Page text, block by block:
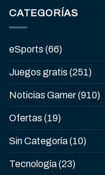
CATEGORÍAS
eSports (66)
Juegos gratis (251)
Noticias Gamer(910)
Ofertas (19)
Sin Categoría(10)
Tecnología(23)